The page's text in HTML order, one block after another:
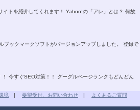
トを紹介してくれます！ Yahoo!の「アレ」とは？ 何故
ブックマークソフトがバージョンアップしました。 登録で
今すぐSEO対策！！ グーグルページランクもどんどん
境 | 要望受付、お問い合わせ | よくあるご質問